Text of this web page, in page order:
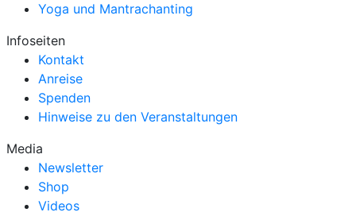
Yoga und Mantrachanting
Infoseiten
Kontakt
Anreise
Spenden
Hinweise zu den Veranstaltungen
Media
Newsletter
Shop
Videos